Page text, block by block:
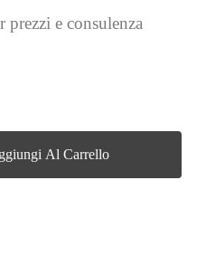
prezzi e consulenza
Al Carrello